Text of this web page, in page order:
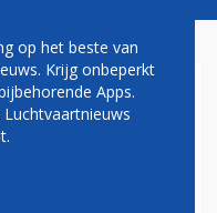
AIRLINES
op het beste van
Krijg onbeperkt
Apps.